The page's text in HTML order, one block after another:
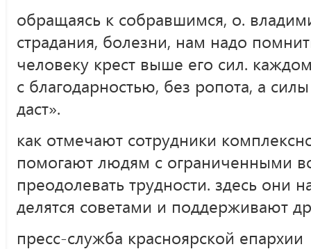
обращаясь к собравшимся, о.
страдания, болезни, нам надо
человеку крест выше его сил.
с благодарностью, без ропота, а
даст».
как отмечают сотрудники
помогают людям с ограниченными
преодолевать трудности. здесь они
делятся советами и поддерживают
пресс-служба красноярской епархии